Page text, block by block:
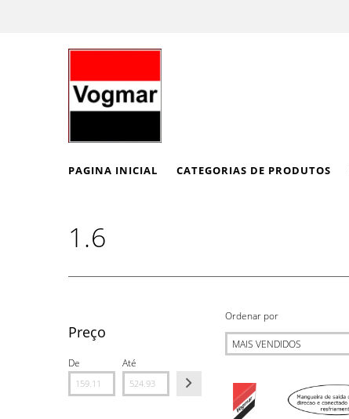
PAGINA INICIAL CATEGORIAS DE PRODUTOS
1.6
Preço
De Até
Ordenar por